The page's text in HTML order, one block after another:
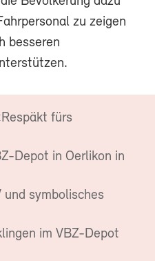
zu zeigen
besseren
fürs
Depot in Oerlikon in
und symbolisches
im VBZ-Depot